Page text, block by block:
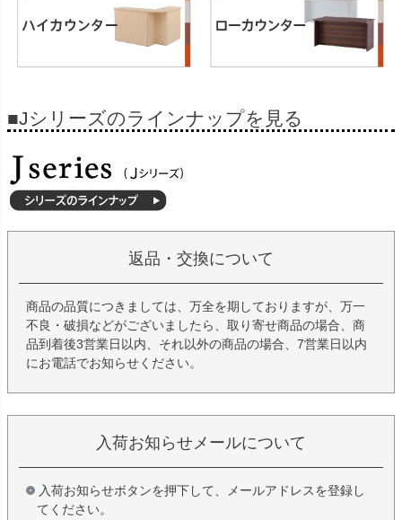
■Jシリーズのラインナップを見る
返品・交換について
商品の品質につきましては、万全を期しておりますが、万一
不良・破損などがございましたら、取り寄せ商品の場合、商
品到着後3営業日以内、それ以外の商品の場合、7営業日以内
にお電話でお知らせください。
入荷お知らせメールについて
入荷お知らせボタンを押下して、メールアドレスを登録し
てください。